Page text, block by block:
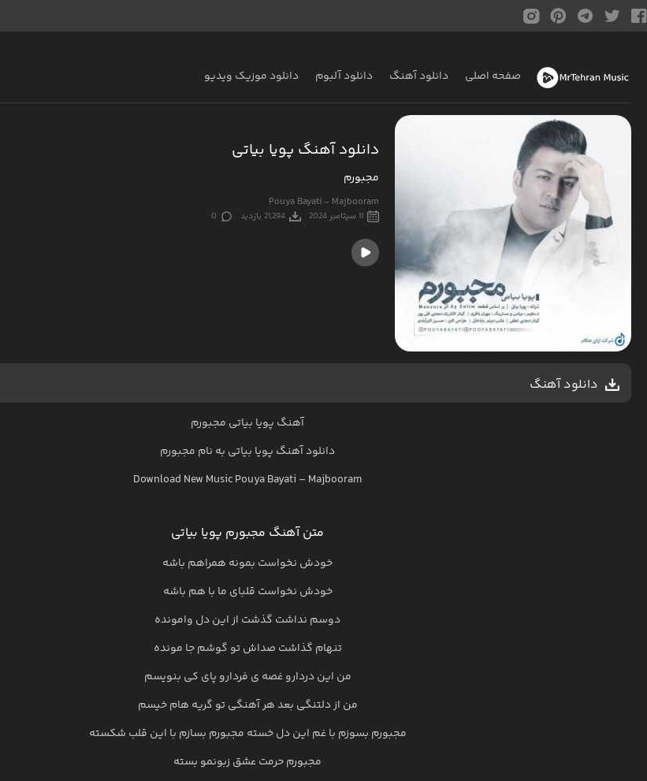
صفحه اصلی دانلود آهنگ دانلود آلبوم دانلود موزیک ویدیو
دانلود آهنگ پویا بیاتی
مجبورم
Pouya Bayati - Majbooram
11 سپتامبر 2024 21,294 بازدید 0
دانلود آهنگ
آهنگ پویا بیاتی مجبورم
دانلود آهنگ پویا بیاتی به نام مجبورم
Download New MusicPouya Bayati – Majbooram
متن آهنگ مجبورم پویا بیاتی
خودش نخواست بمونه همراهم باشه
خودش نخواست قلبای ما با هم باشه
دوسم نداشت گذشت از این دل وامونده
تنهام گذاشت صداش تو گوشم جا مونده
من این دردارو غصه ی فردارو پای کی بنویسم
من از دلتنگی بعد هر آهنگی تو گریه هام خیسم
مجبورم بسوزم با غم این دل خسته مجبورم بسازم با این قلب شکسته
مجبورم حرمت عشق زبونمو بسته